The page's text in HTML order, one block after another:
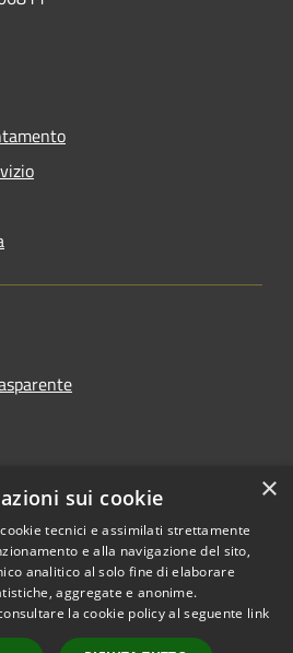
Copyright © 2026 • Comune di
Molinella • Powered by
×
sui cookie
tecnici e assimilati strettamente
e alla navigazione del sito,
analitico al solo fine di elaborare
aggregate e anonime.
la cookie policy al seguente link